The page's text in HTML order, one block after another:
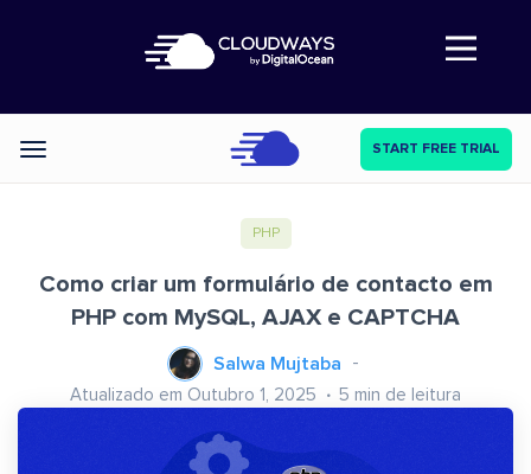
Abre a navegação
Categories START FREE TRIAL
PHP
Como criar um formulário de contacto em
PHP com MySQL, AJAX e CAPTCHA
Salwa Mujtaba
Atualizado em Outubro 1, 2025 5 min de leitura